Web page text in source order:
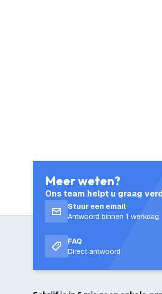
Meer weten?
Ons team helpt u graag
Stuur een email
Antwoord binnen 1 werkdag
FAQ
Direct antwoord